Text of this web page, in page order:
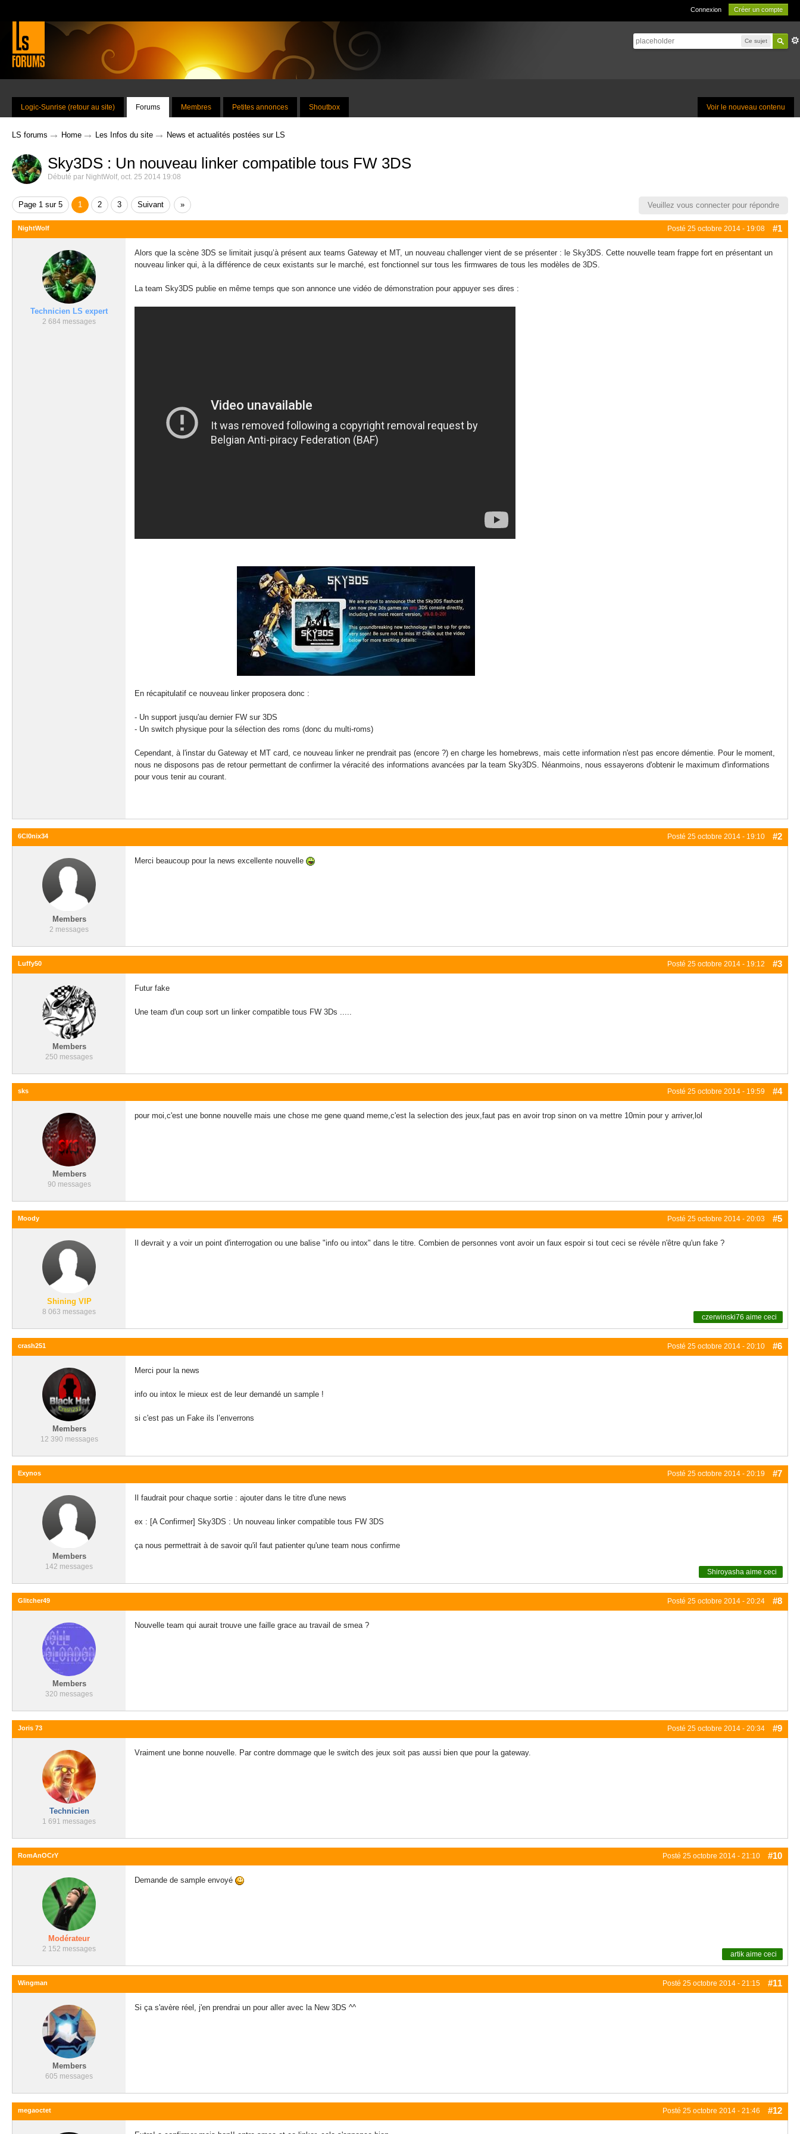
Connexion Créer un compte
Ce sujet
Voir le nouveau contenu
Logic-Sunrise (retour au site) Forums Membres Petites annonces Shoutbox
LS forums → Home → Les Infos du site → News et actualités postées sur LS
Sky3DS : Un nouveau linker compatible tous FW 3DS
Débuté par NightWolf, oct. 25 2014 19:08
Page 1 sur 5 1 2 3 Suivant » Veuillez vous connecter pour répondre
Posté 25 octobre 2014 - 19:08 #1
NightWolf
Technicien LS expert
2 684 messages
Alors que la scène 3DS se limitait jusqu’à présent aux teams Gateway et MT, un nouveau challenger vient de se présenter : le Sky3DS. Cette nouvelle team frappe fort en présentant un
nouveau linker qui, à la différence de ceux existants sur le marché, est fonctionnel sur tous les firmwares de tous les modèles de 3DS.
La team Sky3DS publie en même temps que son annonce une vidéo de démonstration pour appuyer ses dires :
En récapitulatif ce nouveau linker proposera donc :
- Un support jusqu'au dernier FW sur 3DS
- Un switch physique pour la sélection des roms (donc du multi-roms)
Cependant, à l'instar du Gateway et MT card, ce nouveau linker ne prendrait pas (encore ?) en charge les homebrews, mais cette information n'est pas encore démentie. Pour le moment,
nous ne disposons pas de retour permettant de confirmer la véracité des informations avancées par la team Sky3DS. Néanmoins, nous essayerons d'obtenir le maximum d'informations
pour vous tenir au courant.
Posté 25 octobre 2014 - 19:10 #2
6Cl0nix34
Members
2 messages
Merci beaucoup pour la news excellente nouvelle
Posté 25 octobre 2014 - 19:12 #3
Luffy50
Members
250 messages
Futur fake
Une team d'un coup sort un linker compatible tous FW 3Ds .....
Posté 25 octobre 2014 - 19:59 #4
sks
Members
90 messages
pour moi,c'est une bonne nouvelle mais une chose me gene quand meme,c'est la selection des jeux,faut pas en avoir trop sinon on va mettre 10min pour y arriver,lol
Posté 25 octobre 2014 - 20:03 #5
Moody
Shining VIP
8 063 messages
Il devrait y a voir un point d'interrogation ou une balise "info ou intox" dans le titre. Combien de personnes vont avoir un faux espoir si tout ceci se révèle n'être qu'un fake ?
czerwinski76 aime ceci
Posté 25 octobre 2014 - 20:10 #6
crash251
Members
12 390 messages
Merci pour la news
info ou intox le mieux est de leur demandé un sample !
si c'est pas un Fake ils l’enverrons
Posté 25 octobre 2014 - 20:19 #7
Exynos
Members
142 messages
Il faudrait pour chaque sortie : ajouter dans le titre d'une news
ex : [A Confirmer] Sky3DS : Un nouveau linker compatible tous FW 3DS
ça nous permettrait à de savoir qu'il faut patienter qu'une team nous confirme
Shiroyasha aime ceci
Posté 25 octobre 2014 - 20:24 #8
Glitcher49
Members
320 messages
Nouvelle team qui aurait trouve une faille grace au travail de smea ?
Posté 25 octobre 2014 - 20:34 #9
Joris 73
Technicien
1 691 messages
Vraiment une bonne nouvelle. Par contre dommage que le switch des jeux soit pas aussi bien que pour la gateway.
Posté 25 octobre 2014 - 21:10 #10
RomAnOCrY
Modérateur
2 152 messages
Demande de sample envoyé
artik aime ceci
Posté 25 octobre 2014 - 21:15 #11
Wingman
Members
605 messages
Si ça s'avère réel, j'en prendrai un pour aller avec la New 3DS ^^
Posté 25 octobre 2014 - 21:46 #12
megaoctet